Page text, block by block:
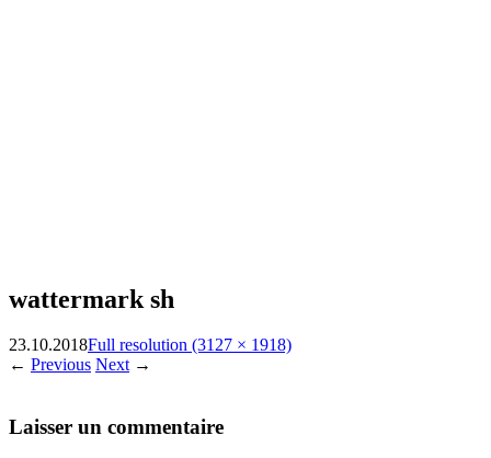
wattermark sh
23.10.2018Full resolution (3127 × 1918)
← Previous Next →
Laisser un commentaire